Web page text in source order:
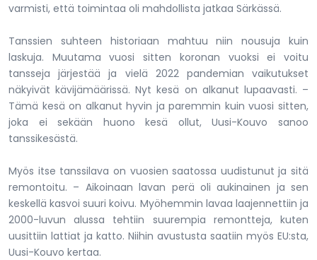
varmisti, että toimintaa oli mahdollista jatkaa Särkässä.
Tanssien suhteen historiaan mahtuu niin nousuja kuin
laskuja. Muutama vuosi sitten koronan vuoksi ei voitu
tansseja järjestää ja vielä 2022 pandemian vaikutukset
näkyivät kävijämäärissä. Nyt kesä on alkanut lupaavasti. –
Tämä kesä on alkanut hyvin ja paremmin kuin vuosi sitten,
joka ei sekään huono kesä ollut, Uusi-Kouvo sanoo
tanssikesästä.
Myös itse tanssilava on vuosien saatossa uudistunut ja sitä
remontoitu. – Aikoinaan lavan perä oli aukinainen ja sen
keskellä kasvoi suuri koivu. Myöhemmin lavaa laajennettiin ja
2000-luvun alussa tehtiin suurempia remontteja, kuten
uusittiin lattiat ja katto. Niihin avustusta saatiin myös EU:sta,
Uusi-Kouvo kertaa.